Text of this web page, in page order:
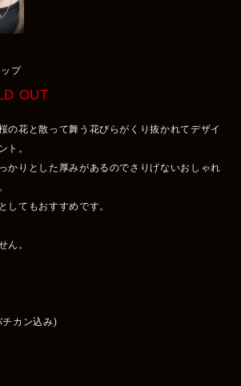
プ
OUT
の花と散って舞う花びらがくり抜かれてデザイ
ト。
かりとした厚みがあるのでさりげないおしゃれ
してもおすすめです。
ん。
カン込み)